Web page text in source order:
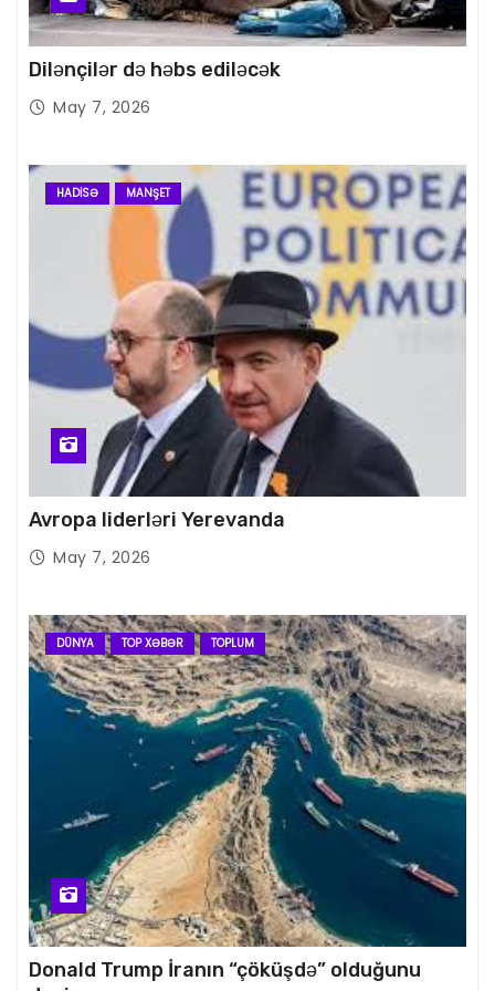
Dilənçilər də həbs ediləcək
May 7, 2026
HADISƏ MANŞET
Avropa liderləri Yerevanda
May 7, 2026
DÜNYA TOP XƏBƏR TOPLUM
Donald Trump İranın “çöküşdə” olduğunu